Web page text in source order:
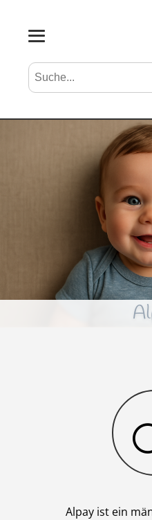
Suche nach Vornamen
Alpay ist ein